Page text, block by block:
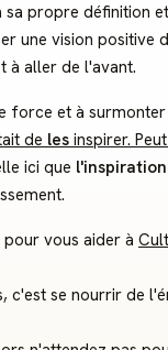
propre définition
une vision positive
à aller de l'avant.
force et à
de les inspirer.
ici que l'inspiration
vous aider à
c'est se nourrir de